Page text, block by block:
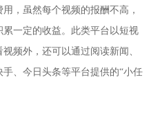
，虽然每个视频的报酬不高，
一定的收益。此类平台以短视
频外，还可以通过阅读新闻、
、今日头条等平台提供的“小任